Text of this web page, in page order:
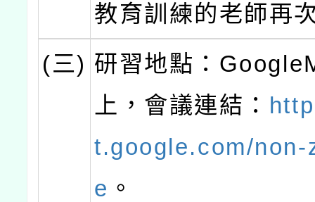
教育訓練的老師再
(三) 研習地點：
上，會議連結：
t.google.com/
e 。